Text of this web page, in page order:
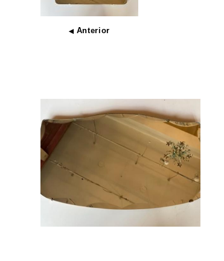
◀ Anterior